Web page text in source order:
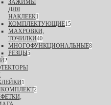
ЗАЖИМЫ
ДЛЯ
НАКЛЕЕК1
КОМПЛЕКТУЮЩИЕ15
МАХРОВКИ,
ТОЧИЛКИ40
МНОГОФУНКЦИОНАЛЬНЫЕ8
РЕЗЦЫ5
2
1
2